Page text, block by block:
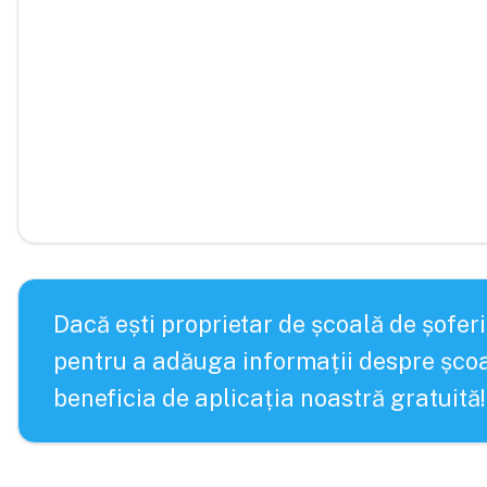
Dacă ești proprietar de școală de
pentru a adăuga informații despre
beneficia de aplicația noastră gratuită!